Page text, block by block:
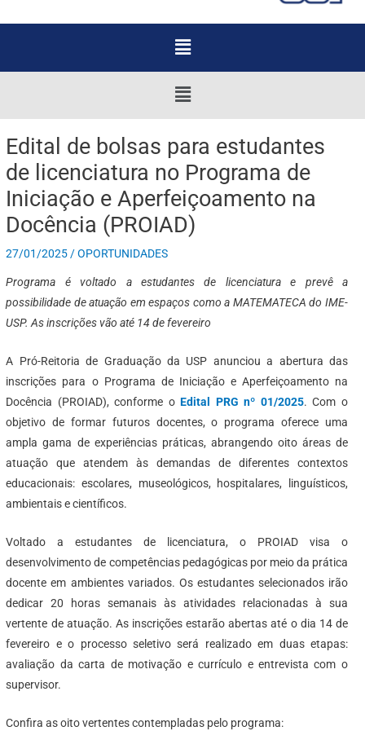
Menu
Menu
Edital de bolsas para estudantes
de licenciatura no Programa de
Iniciação e Aperfeiçoamento na
Docência (PROIAD)
27/01/2025 /OPORTUNIDADES
Programa é voltado a estudantes de licenciatura e prevê a
possibilidade de atuação em espaços como a MATEMATECA do IME-
USP. As inscrições vão até 14 de fevereiro
A Pró-Reitoria de Graduação da USP anunciou a abertura das
inscrições para o Programa de Iniciação e Aperfeiçoamento na
Docência (PROIAD), conforme oEdital PRG nº 01/2025. Com o
objetivo de formar futuros docentes, o programa oferece uma
ampla gama de experiências práticas, abrangendo oito áreas de
atuação que atendem às demandas de diferentes contextos
educacionais: escolares, museológicos, hospitalares, linguísticos,
ambientais e científicos.
Voltado a estudantes de licenciatura, o PROIAD visa o
desenvolvimento de competências pedagógicas por meio da prática
docente em ambientes variados. Os estudantes selecionados irão
dedicar 20 horas semanais às atividades relacionadas à sua
vertente de atuação. As inscrições estarão abertas até o dia 14 de
fevereiro e o processo seletivo será realizado em duas etapas:
avaliação da carta de motivação e currículo e entrevista com o
supervisor.
Confira as oito vertentes contempladas pelo programa: